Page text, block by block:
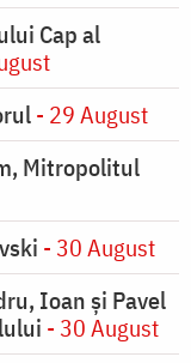
Cap al
- 29 August
Mitropolitul
- 30 August
Ioan şi Pavel
- 30 August